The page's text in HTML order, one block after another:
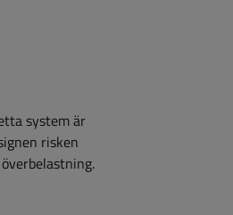
system är
risken